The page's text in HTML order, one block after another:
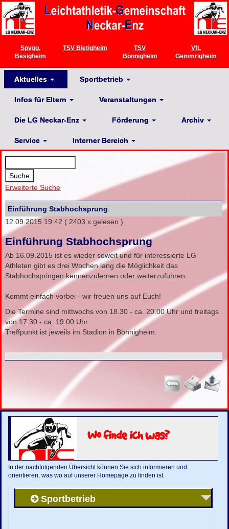
Spvgg.
Besigheim
TSV Bietigheim
TSV
Bönnigheim
VfL
Gemmrigheim
Aktuelles Sportbetrieb
Infos für Eltern Veranstaltungen
Die LG Neckar-Enz Förderung Archiv
Service Interner Bereich
Erweiterte Suche
Einführung Stabhochsprung
12.09.2015 19:42 ( 2403 x gelesen )
Einführung Stabhochsprung
Ab 16.09.2015 ist es wieder soweit und für interessierte LG
Athleten gibt es drei Wochen lang die Möglichkeit das
Stabhochspringen kennenzulernen oder weiterzuführen.
Kommt einfach vorbei - wir freuen uns auf Euch!
Die Termine sind mittwochs von 18.30 - ca. 20.00 Uhr und freitags
von 17.30 - ca. 19.00 Uhr.
Treffpunkt ist jeweils im Stadion in Bönnigheim.
Wo finde ich was?
In der nachfolgenden Übersicht können Sie sich informieren und
orientieren, was wo auf unserer Homepage zu finden ist.
Sportbetrieb